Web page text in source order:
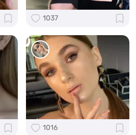
1037
1016